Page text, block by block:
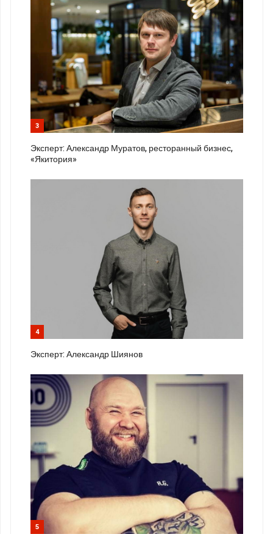
3
Эксперт: Александр Муратов, ресторанный бизнес,
«Якитория»
4
Эксперт: Александр Шиянов
5